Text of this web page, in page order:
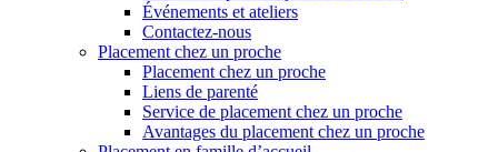
Événements et ateliers
Contactez-nous
Placement chez un proche
Placement chez un proche
Liens de parenté
Service de placement chez un proche
Avantages du placement chez un proche